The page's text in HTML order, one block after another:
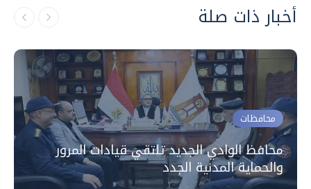
أخبار ذات صلة
محافظات
محافظ الوادي الجديد تلتقي قيادات المرور
والحماية المدنية الجدد